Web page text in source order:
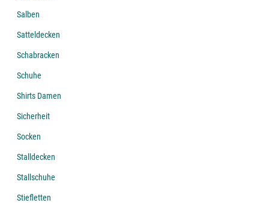
Salben
Satteldecken
Schabracken
Schuhe
Shirts Damen
Sicherheit
Socken
Stalldecken
Stallschuhe
Stiefletten